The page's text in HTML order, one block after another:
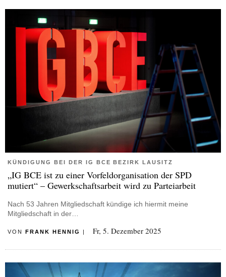
KÜNDIGUNG BEI DER IG BCE BEZIRK LAUSITZ
„IG BCE ist zu einer Vorfeldorganisation der SPD
mutiert“ – Gewerkschaftsarbeit wird zu Parteiarbeit
Nach 53 Jahren Mitgliedschaft kündige ich hiermit meine
Mitgliedschaft in der…
VON FRANK HENNIG | Fr, 5. Dezember 2025